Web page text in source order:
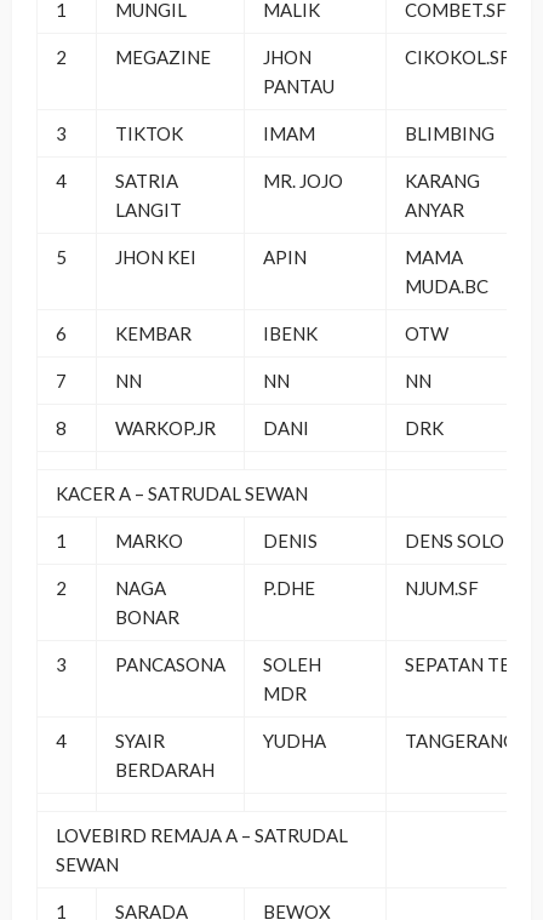
1 MUNGIL MALIK COMBET.SF
2 MEGAZINE
JHON
PANTAU
CIKOKOL.SF
3 TIKTOK IMAM BLIMBING
4
SATRIA
LANGIT
MR. JOJO
KARANG
ANYAR
5 JHON KEI APIN
MAMA
MUDA.BC
6 KEMBAR IBENK OTW
7 NN NN NN
8 WARKOP.JR DANI DRK
KACER A – SATRUDAL SEWAN
1 MARKO DENIS DENS SOLO
2
NAGA
BONAR
P.DHE NJUM.SF
3 PANCASONA
SOLEH
MDR
SEPATAN TEAM
4
SYAIR
BERDARAH
YUDHA TANGERANG
LOVEBIRD REMAJA A – SATRUDAL
SEWAN
1 SARADA BEWOX